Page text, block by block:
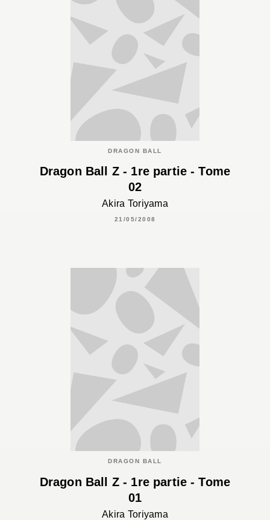
DRAGON BALL
Dragon Ball Z - 1re partie - Tome
02
Akira Toriyama
21/05/2008
DRAGON BALL
Dragon Ball Z - 1re partie - Tome
01
Akira Toriyama